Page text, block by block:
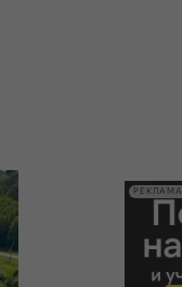
РЕКЛАМА